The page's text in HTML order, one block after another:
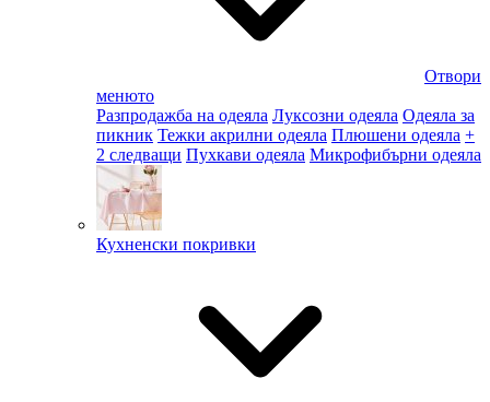
Отвори
менюто
Разпродажба на одеяла Луксозни одеяла Одеяла за
пикник Тежки акрилни одеяла Плюшени одеяла +
2 следващи Пухкави одеяла Микрофибърни одеяла
Кухненски покривки